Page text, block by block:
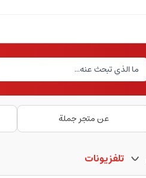
عن متجر جملة
تلفزيونات